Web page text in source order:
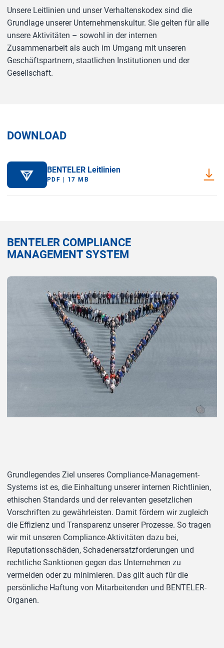
Unsere Leitlinien und unser Verhaltenskodex sind die
Grundlage unserer Unternehmenskultur. Sie gelten für alle
unsere Aktivitäten – sowohl in der internen
Zusammenarbeit als auch im Umgang mit unseren
Geschäftspartnern, staatlichen Institutionen und der
Gesellschaft.
DOWNLOAD
BENTELER Leitlinien
PDF | 17 MB
BENTELER COMPLIANCE
MANAGEMENT SYSTEM
Grundlegendes Ziel unseres Compliance-Management-
Systems ist es, die Einhaltung unserer internen Richtlinien,
ethischen Standards und der relevanten gesetzlichen
Vorschriften zu gewährleisten. Damit fördern wir zugleich
die Effizienz und Transparenz unserer Prozesse. So tragen
wir mit unseren Compliance-Aktivitäten dazu bei,
Reputationsschäden, Schadenersatzforderungen und
rechtliche Sanktionen gegen das Unternehmen zu
vermeiden oder zu minimieren. Das gilt auch für die
persönliche Haftung von Mitarbeitenden und BENTELER-
Organen.